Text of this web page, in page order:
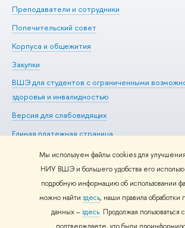
Мы используем файлы cookies для улучшения
НИУ ВШЭ и большего удобства его
подробную информацию об использовании
можно найти здесь, наши правила обработки
данных –здесь. Продолжая пользоваться
Преподаватели и сотрудники
Попечительский совет
Корпуса и общежития
Закупки
ВШЭ для студентов с ограниченными
здоровья и инвалидностью
Версия для слабовидящих
Единая платежная страница
© НИУ ВШЭ 1993–2026 Адреса и контакты
использования материалов Политика